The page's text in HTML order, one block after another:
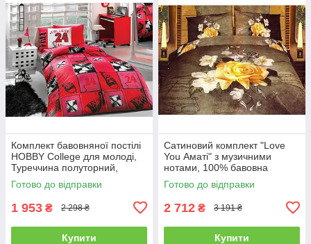
Комплект бавовняної постілі
HOBBY College для молоді,
Туреччина полуторний,
червоний
Готово до відправки
1 953 ₴ 2 298 ₴
Купити
Сатиновий комплект "Love
You Аматі" з музичними
нотами, 100% бавовна
полуторний
Готово до відправки
2 712 ₴ 3 191 ₴
Купити